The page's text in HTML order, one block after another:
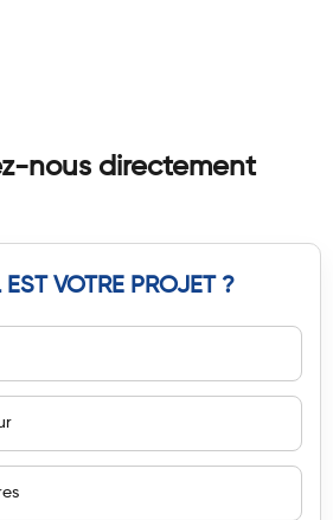
nous directement
EST VOTRE PROJET ?